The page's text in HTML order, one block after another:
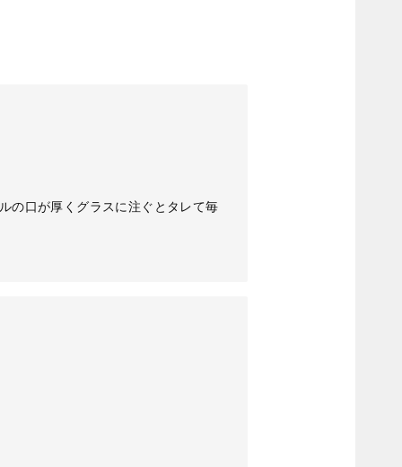
の口が厚くグラスに注ぐとタレて毎